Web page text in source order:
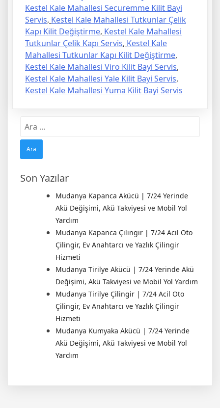
Kestel Kale Mahallesi Securemme Kilit Bayi
Servis, Kestel Kale Mahallesi Tutkunlar Çelik
Kapı Kilit Değiştirme, Kestel Kale Mahallesi
Tutkunlar Çelik Kapı Servis, Kestel Kale
Mahallesi Tutkunlar Kapı Kilit Değiştirme,
Kestel Kale Mahallesi Viro Kilit Bayi Servis,
Kestel Kale Mahallesi Yale Kilit Bayi Servis,
Kestel Kale Mahallesi Yuma Kilit Bayi Servis
Arama:
Son Yazılar
Mudanya Kapanca Akücü | 7/24 Yerinde
Akü Değişimi, Akü Takviyesi ve Mobil Yol
Yardım
Mudanya Kapanca Çilingir | 7/24 Acil Oto
Çilingir, Ev Anahtarcı ve Yazlık Çilingir
Hizmeti
Mudanya Tirilye Akücü | 7/24 Yerinde Akü
Değişimi, Akü Takviyesi ve Mobil Yol Yardım
Mudanya Tirilye Çilingir | 7/24 Acil Oto
Çilingir, Ev Anahtarcı ve Yazlık Çilingir
Hizmeti
Mudanya Kumyaka Akücü | 7/24 Yerinde
Akü Değişimi, Akü Takviyesi ve Mobil Yol
Yardım